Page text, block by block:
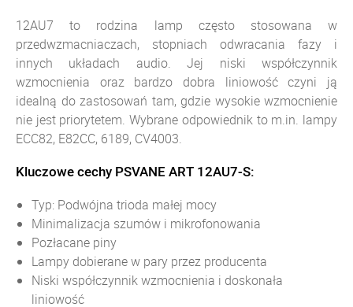
12AU7 to rodzina lamp często stosowana w
przedwzmacniaczach, stopniach odwracania fazy i
innych układach audio. Jej niski współczynnik
wzmocnienia oraz bardzo dobra liniowość czyni ją
idealną do zastosowań tam, gdzie wysokie wzmocnienie
nie jest priorytetem. Wybrane odpowiednik to m.in. lampy
ECC82, E82CC, 6189, CV4003.
Kluczowe cechy PSVANE ART 12AU7-S:
Typ: Podwójna trioda małej mocy
Minimalizacja szumów i mikrofonowania
Pozłacane piny
Lampy dobierane w pary przez producenta
Niski współczynnik wzmocnienia i doskonała
liniowość